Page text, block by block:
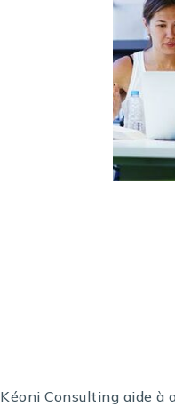
Kéoni Consulting aide à